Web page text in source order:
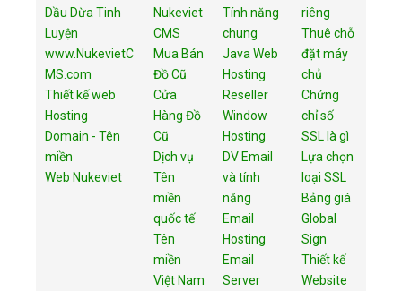
Dầu Dừa Tinh
Luyện
www.NukevietC
MS.com
Thiết kế web
Hosting
Domain - Tên
miền
Web Nukeviet
Nukeviet
CMS
Mua Bán
Đồ Cũ
Cửa
Hàng Đồ
Cũ
Dịch vụ
Tên
miền
quốc tế
Tên
miền
Việt Nam
Tính năng
chung
Java Web
Hosting
Reseller
Window
Hosting
DV Email
và tính
năng
Email
Hosting
Email
Server
riêng
Thuê chỗ
đặt máy
chủ
Chứng
chỉ số
SSL là gì
Lựa chọn
loại SSL
Bảng giá
Global
Sign
Thiết kế
Website